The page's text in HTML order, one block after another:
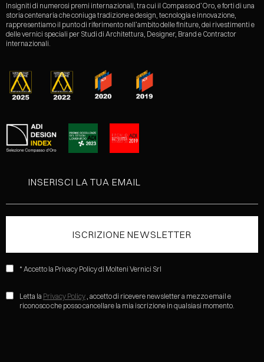
Insigniti di numerosi premi internazionali, tra cui il Compasso d’Oro, e forti di una
storia centenaria che coniuga tradizione e design, tecnologia e innovazione,
rappresentiamo il punto di riferimento nell’ambito delle finiture, dei rivestimenti e
delle vernici speciali per Studi di Architettura, Designer, Brand e Contractor
internazionali.
* Accetto la Privacy Policy di Molteni Vernici Srl
Letta la Privacy Policy, accetto di ricevere newsletter a mezzo email e
riconosco che posso cancellare la mia iscrizione in qualsiasi momento.